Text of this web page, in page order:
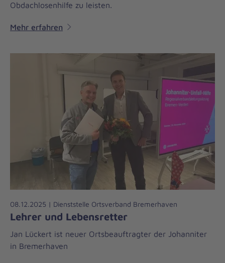
Obdachlosenhilfe zu leisten.
Mehr erfahren
08.12.2025 | Dienststelle Ortsverband Bremerhaven
Lehrer und Lebensretter
Jan Lückert ist neuer Ortsbeauftragter der Johanniter
in Bremerhaven